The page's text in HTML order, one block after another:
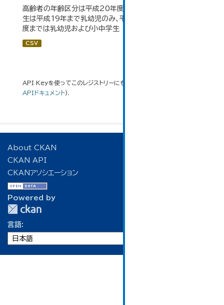
高齢者の年齢区分は平成20年度から変更 乳幼児・小中高
生は平成19年まで乳幼児のみ、平成20年度から令和元年
度までは乳幼児および小中学生
CSV
API Keyを使ってこのレジストリーにもアクセス可能です
APIドキュメント).
About CKAN
CKAN API
CKANアソシエーション
Powered by
言語